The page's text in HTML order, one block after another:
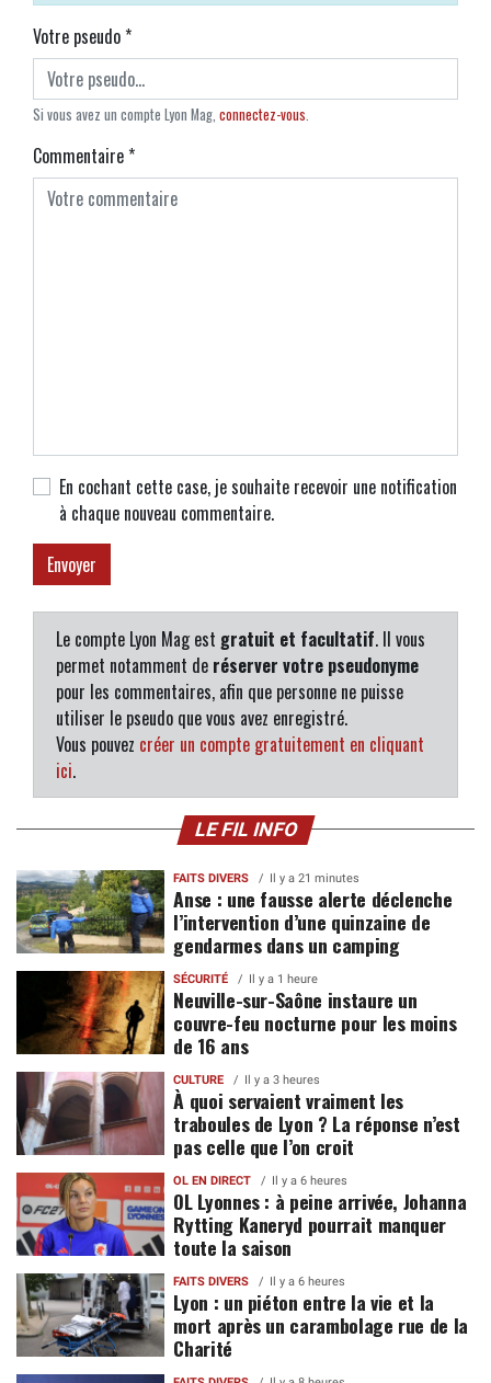
Votre pseudo*
Si vous avez un compte Lyon Mag, connectez-vous.
Commentaire*
En cochant cette case, je souhaite recevoir une notification
à chaque nouveau commentaire.
Le compte Lyon Mag est gratuit et facultatif. Il vous
permet notamment de réserver votre pseudonyme
pour les commentaires, afin que personne ne puisse
utiliser le pseudo que vous avez enregistré.
Vous pouvez créer un compte gratuitement en cliquant
ici.
LE FIL INFO
FAITS DIVERS Il y a 21 minutes
Anse : une fausse alerte déclenche
l’intervention d’une quinzaine de
gendarmes dans un camping
SÉCURITÉ Il y a 1 heure
Neuville-sur-Saône instaure un
couvre-feu nocturne pour les moins
de 16 ans
CULTURE Il y a 3 heures
À quoi servaient vraiment les
traboules de Lyon ? La réponse n’est
pas celle que l’on croit
OL EN DIRECT Il y a 6 heures
OL Lyonnes : à peine arrivée, Johanna
Rytting Kaneryd pourrait manquer
toute la saison
FAITS DIVERS Il y a 6 heures
Lyon : un piéton entre la vie et la
mort après un carambolage rue de la
Charité